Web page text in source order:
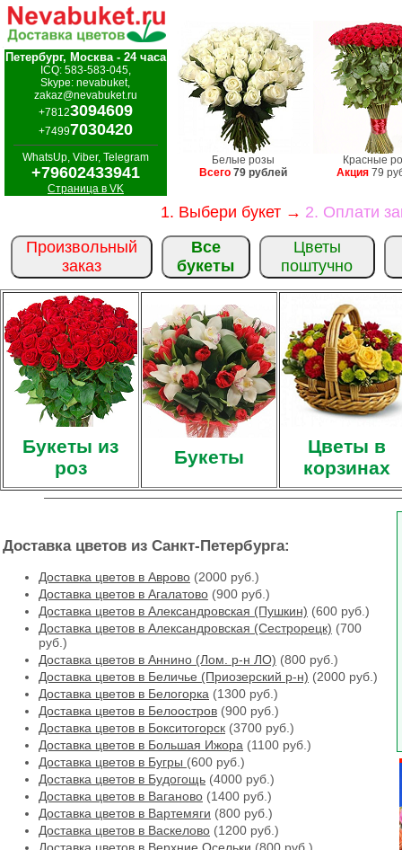
Петербург, Москва - 24 часа
ICQ: 583-583-045,
Skype: nevabuket,
zakaz@nevabuket.ru
+78123094609
+74997030420
WhatsUp, Viber, Telegram
+79602433941
Страница в VK
Белые розы
Всего 79 рублей
Красные
Акция 79
1. Выбери букет → 2. Оплати
Произвольный
заказ
Все
букеты
Цветы
поштучно
Букеты из
роз
Букеты
Цветы в
корзинах
Доставка цветов из Санкт-Петербурга:
Доставка цветов в Аврово (2000 руб.)
Доставка цветов в Агалатово (900 руб.)
Доставка цветов в Александровская (Пушкин) (600 руб.)
Доставка цветов в Александровская (Сестрорецк) (700
руб.)
Доставка цветов в Аннино (Лом. р-н ЛО) (800 руб.)
Доставка цветов в Беличье (Приозерский р-н) (2000 руб.)
Доставка цветов в Белогорка (1300 руб.)
Доставка цветов в Белоостров (900 руб.)
Доставка цветов в Бокситогорск (3700 руб.)
Доставка цветов в Большая Ижора (1100 руб.)
Доставка цветов в Бугры (600 руб.)
Доставка цветов в Будогощь (4000 руб.)
Доставка цветов в Ваганово (1400 руб.)
Доставка цветов в Вартемяги (800 руб.)
Доставка цветов в Васкелово (1200 руб.)